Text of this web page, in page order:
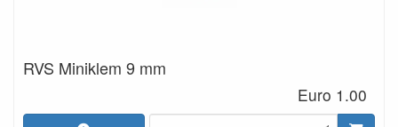
RVS Miniklem 9 mm
Euro 1.00